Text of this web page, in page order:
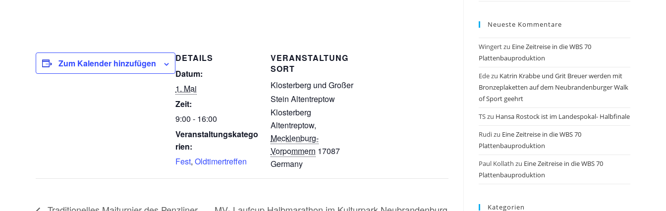
Zum Kalender hinzufügen
DETAILS
Datum:
1. Mai
Zeit:
9:00 - 16:00
Veranstaltungskatego
rien:
Fest, Oldtimertreffen
VERANSTALTUNG
SORT
Klosterberg und Großer
Stein Altentreptow
Klosterberg
Altentreptow,
Mecklenburg-
Vorpommern 17087
Germany
Neueste Kommentare
Wingertzu Eine Zeitreise in die WBS 70
Plattenbauproduktion
Edezu Katrin Krabbe und Grit Breuer werden mit
Bronzeplaketten auf dem Neubrandenburger Walk
of Sport geehrt
TSzu Hansa Rostock ist im Landespokal- Halbfinale
Rudizu Eine Zeitreise in die WBS 70
Plattenbauproduktion
Paul Kollath zu Eine Zeitreise in die WBS 70
Plattenbauproduktion
Kategorien